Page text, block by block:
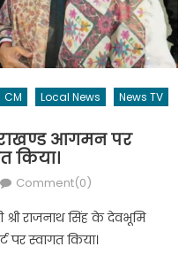
CM Local News
News TV
आगमन पर
किया।
Comment(0)
श्री राजनाथ सिंह के देवभूमि
पर स्वागत किया।